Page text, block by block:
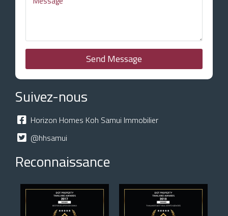
Send Message
Suivez-nous
Horizon Homes Koh Samui Immobilier
@hhsamui
Reconnaissance